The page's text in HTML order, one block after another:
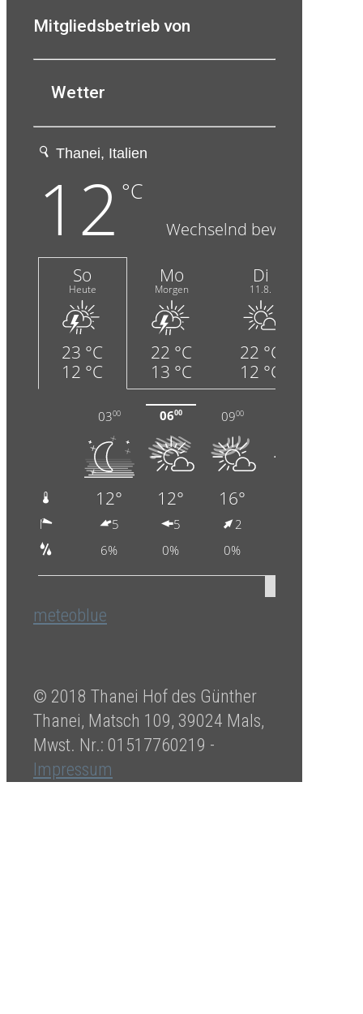
Mitgliedsbetrieb von
Wetter
meteoblue
© 2018 Thanei Hof des Günther
Thanei, Matsch 109, 39024 Mals,
Mwst. Nr.: 01517760219 -
Impressum